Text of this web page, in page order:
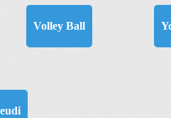
Volley Ball